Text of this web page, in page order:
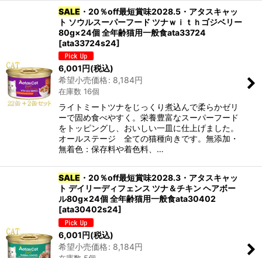
SALE ・20％off最短賞味2028.5・アタスキャッ
ト ソウルスーパーフード ツナｗｉｔｈゴジベリー
80g×24個 全年齢猫用一般食ata33724
[ata33724s24]
6,001円(税込)
希望小売価格: 8,184円
在庫数 16個
ライトミートツナをじっくり煮込んで柔らかゼリ
ーで固め食べやすく。栄養豊富なスーパーフード
をトッピングし、おいしい一皿に仕上げました。
オールステージ 全ての猫種向きです。無添加・
無着色：保存料や着色料、…
SALE ・20％off最短賞味2028.3・アタスキャッ
ト デイリーディフェンス ツナ＆チキン ヘアボー
ル80g×24個 全年齢猫用一般食ata30402
[ata30402s24]
6,001円(税込)
希望小売価格: 8,184円